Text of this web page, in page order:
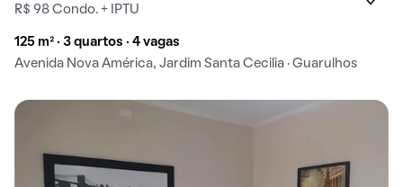
R$ 98 Condo. + IPTU
125 m² · 3 quartos · 4 vagas
Avenida Nova América, Jardim Santa Cecilia · Guarulhos